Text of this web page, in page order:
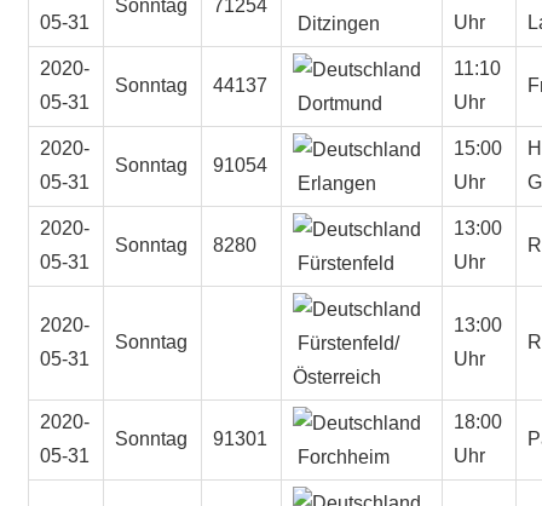
05-31
Sonntag
71254
Ditzingen
Uhr
2020-
05-31
Sonntag
44137
Dortmund
11:10
Uhr
2020-
05-31
Sonntag
91054
Erlangen
15:00
Uhr
2020-
05-31
Sonntag
8280
Fürstenfeld
13:00
Uhr
2020-
05-31
Sonntag
Fürstenfeld/
Österreich
13:00
Uhr
2020-
05-31
Sonntag
91301
Forchheim
18:00
Uhr